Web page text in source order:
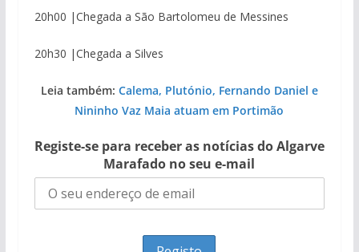
20h00 |Chegada a São Bartolomeu de Messines
20h30 |Chegada a Silves
Leia também: Calema, Plutónio, Fernando Daniel e
Nininho Vaz Maia atuam em Portimão
Registe-se para receber as notícias do Algarve
Marafado no seu e-mail